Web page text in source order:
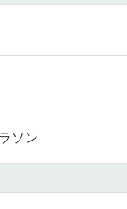
ソン